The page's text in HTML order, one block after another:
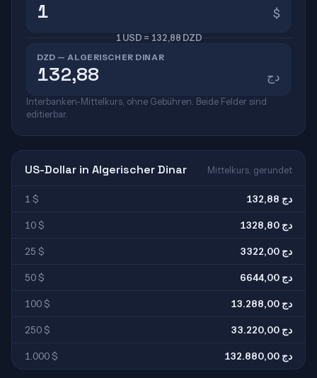
$
1 USD = 132,88 DZD
DZD — ALGERISCHER DINAR
دج
Interbanken-Mittelkurs, ohne Gebühren. Beide Felder sind
editierbar.
US-Dollar in Algerischer Dinar Mittelkurs, gerundet
1 $ 132,88 دج
10 $ 1328,80 دج
25 $ 3322,00 دج
50 $ 6644,00 دج
100 $ 13.288,00 دج
250 $ 33.220,00 دج
1.000 $ 132.880,00 دج